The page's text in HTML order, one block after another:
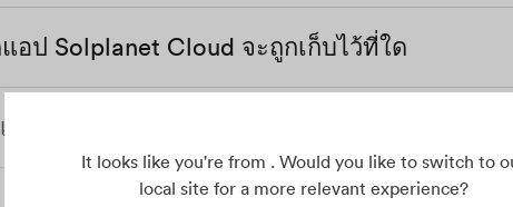
งคุณมีความสำคัญต่อเรามาก เมื่อได้รับอนุญาต ข้อมู
ะจัดเก็บตามกฎหมายท้องถิ่นทั้งหมด
ป Solplanet Cloud จะถูกเก็บไว้ที่ใด
คุณเป็นเรื่องที่เราให้ความสำคัญเป็นอย่างมาก เมื่อไ
ดเก็บตามกฎหมายท้องถิ่นทั้งหมด
อร์เตอร์กับแอป Aiswei Cloud ได้อย่างไร
It looks like you're from . Would you like to switch to
local site for a more relevant experience?